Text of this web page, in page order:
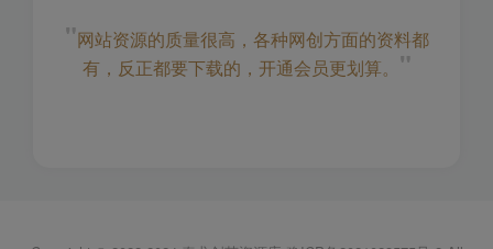
"网站资源的质量很高，各种网创方面的资料都
有，反正都要下载的，开通会员更划算。 "